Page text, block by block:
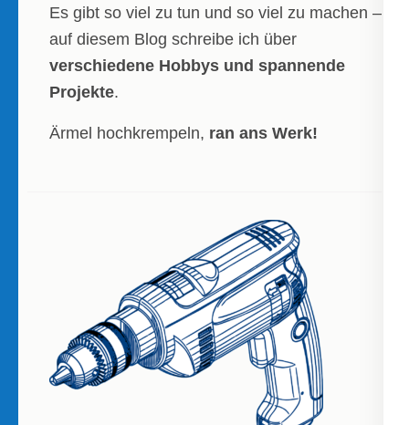
Es gibt so viel zu tun und so viel zu machen –
auf diesem Blog schreibe ich über
verschiedene Hobbys und spannende
Projekte.
Ärmel hochkrempeln, ran ans Werk!